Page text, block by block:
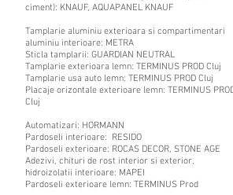
ciment): KNAUF, AQUAPANEL KNAUF
Tamplarie aluminiu exterioara si compartimentari
aluminiu interioare: METRA
Sticla tamplarii: GUARDIAN NEUTRAL
Tamplarie exterioara lemn: TERMINUS PROD Cluj
Tamplarie usa auto lemn: TERMINUS PROD Cluj
Placaje orizontale exterioare lemn: TERMINUS
Cluj
Automatizari: HORMANN
Pardoseli interioare: RESIDO
Pardoseli exterioare: ROCAS DECOR, STONE AGE
Adezivi, chituri de rost interior si exterior,
hidroizolatii interioare: MAPEI
Pardoseli exterioare lemn: TERMINUS Prod